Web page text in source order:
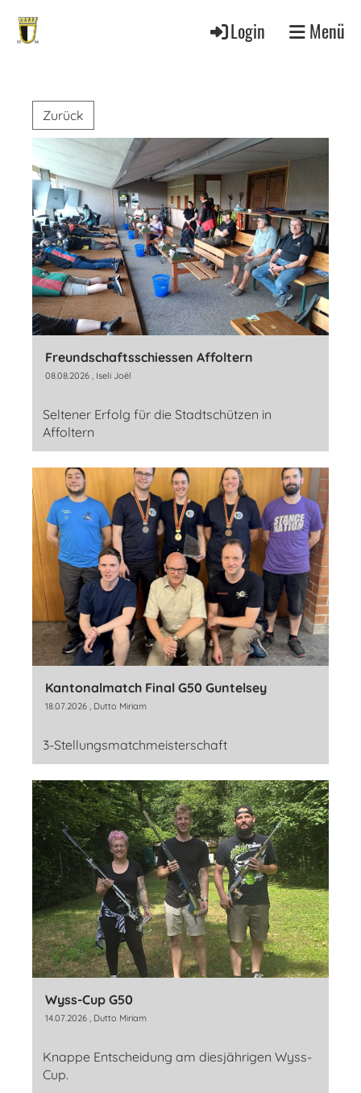
Login Menü
Zurück
Freundschaftsschiessen Affoltern
08.08.2026 , Iseli Joël
Seltener Erfolg für die Stadtschützen in
Affoltern
Kantonalmatch Final G50 Guntelsey
18.07.2026 , Dutto Miriam
3-Stellungsmatchmeisterschaft
Wyss-Cup G50
14.07.2026 , Dutto Miriam
Knappe Entscheidung am diesjährigen Wyss-
Cup.